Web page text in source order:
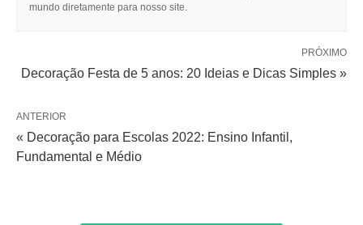
mundo diretamente para nosso site.
PRÓXIMO
Decoração Festa de 5 anos: 20 Ideias e Dicas Simples »
ANTERIOR
« Decoração para Escolas 2022: Ensino Infantil,
Fundamental e Médio